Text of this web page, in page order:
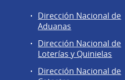
Áreas
de
Dirección
General
de
Dirección Nacional de
Aduanas
Dirección Nacional de
Loterías y Quinielas
Dirección Nacional de